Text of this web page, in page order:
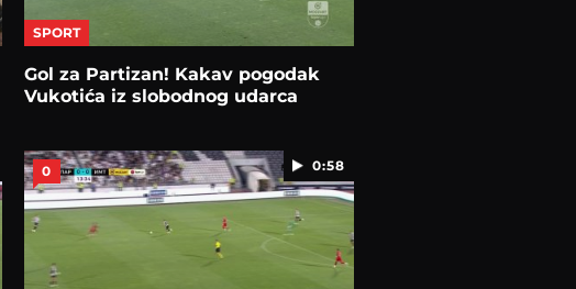
SPORT
Gol za Partizan! Kakav pogodak
Vukotića iz slobodnog udarca
0:58
0